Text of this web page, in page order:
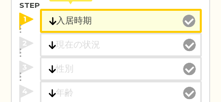
STEP
1
2
3
4